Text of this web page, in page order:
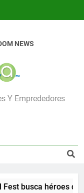
Y Emprededores
NEWS
busca héroes de